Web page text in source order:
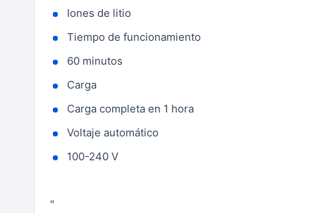
Iones de litio
Tiempo de funcionamiento
60 minutos
Carga
Carga completa en 1 hora
Voltaje automático
100-240 V
"